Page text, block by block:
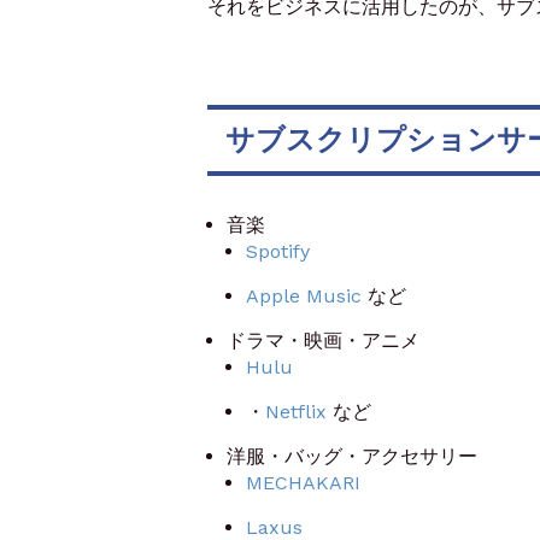
それをビジネスに活用したのが、サ
サブスクリプションサ
音楽
Spotify
Apple Music など
ドラマ・映画・アニメ
Hulu
・ Netflix など
洋服・バッグ・アクセサリー
MECHAKARI
Laxus